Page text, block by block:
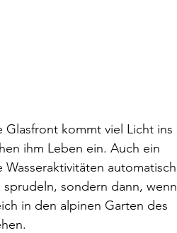
kommt viel Licht ins
ihm Leben ein. Auch ein
automatisch
sondern dann, wenn
in den alpinen Garten des